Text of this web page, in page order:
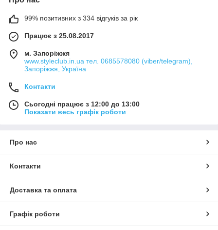
99% позитивних з 334 відгуків за рік
Працює з 25.08.2017
м. Запоріжжя
www.styleclub.in.ua тел. 0685578080 (viber/telegram),
Запоріжжя, Україна
Контакти
Сьогодні працює з 12:00 до 13:00
Показати весь графік роботи
Про нас
Контакти
Доставка та оплата
Графік роботи